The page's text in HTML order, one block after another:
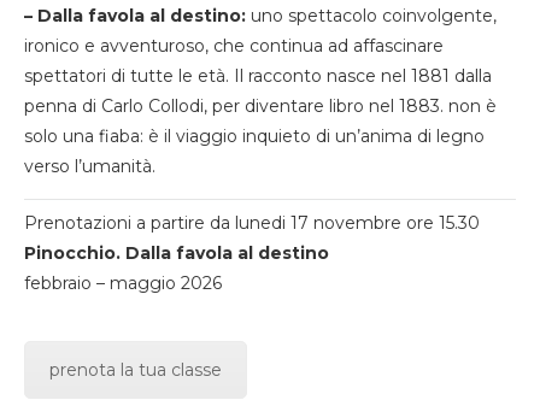
– Dalla favola al destino: uno spettacolo coinvolgente,
ironico e avventuroso, che continua ad affascinare
spettatori di tutte le età. Il racconto nasce nel 1881 dalla
penna di Carlo Collodi, per diventare libro nel 1883. non è
solo una fiaba: è il viaggio inquieto di un’anima di legno
verso l’umanità.
Prenotazioni a partire da lunedi 17 novembre ore 15.30
Pinocchio. Dalla favola al destino
febbraio – maggio 2026
prenota la tua classe